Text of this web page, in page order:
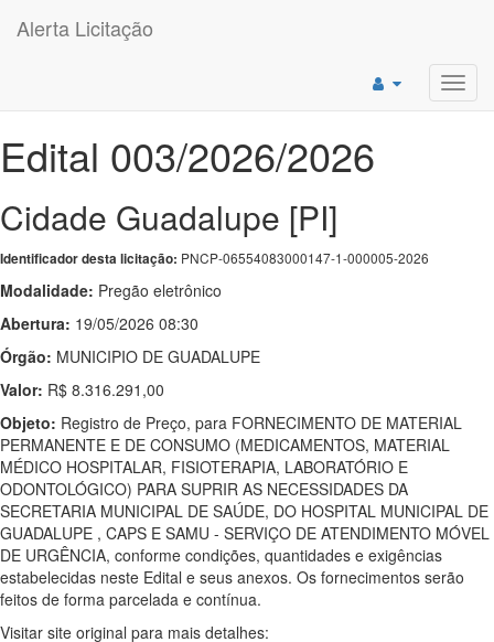
Alerta Licitação
Edital 003/2026/2026
Cidade Guadalupe [PI]
Identificador desta licitação: PNCP-06554083000147-1-000005-2026
Modalidade: Pregão eletrônico
Abertura: 19/05/2026 08:30
Órgão: MUNICIPIO DE GUADALUPE
Valor: R$ 8.316.291,00
Objeto: Registro de Preço, para FORNECIMENTO DE MATERIAL
PERMANENTE E DE CONSUMO (MEDICAMENTOS, MATERIAL
MÉDICO HOSPITALAR, FISIOTERAPIA, LABORATÓRIO E
ODONTOLÓGICO) PARA SUPRIR AS NECESSIDADES DA
SECRETARIA MUNICIPAL DE SAÚDE, DO HOSPITAL MUNICIPAL DE
GUADALUPE , CAPS E SAMU - SERVIÇO DE ATENDIMENTO MÓVEL
DE URGÊNCIA, conforme condições, quantidades e exigências
estabelecidas neste Edital e seus anexos. Os fornecimentos serão
feitos de forma parcelada e contínua.
Visitar site original para mais detalhes: